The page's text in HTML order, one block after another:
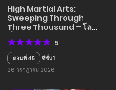
High Martial Arts:
Sweeping Through
Three Thousand – โลก
ที่ศิลปะการต่อสู้กลับมา
รุ่งเรืองอีกครั้ง เต็มไปด้วย
อสูรร้ายคลุ้มคลั่ง
5
ตอนที่ 45
ซีซั่น 1
26 กรกฎาคม 2026